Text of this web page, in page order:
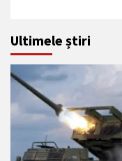
Ultimele știri